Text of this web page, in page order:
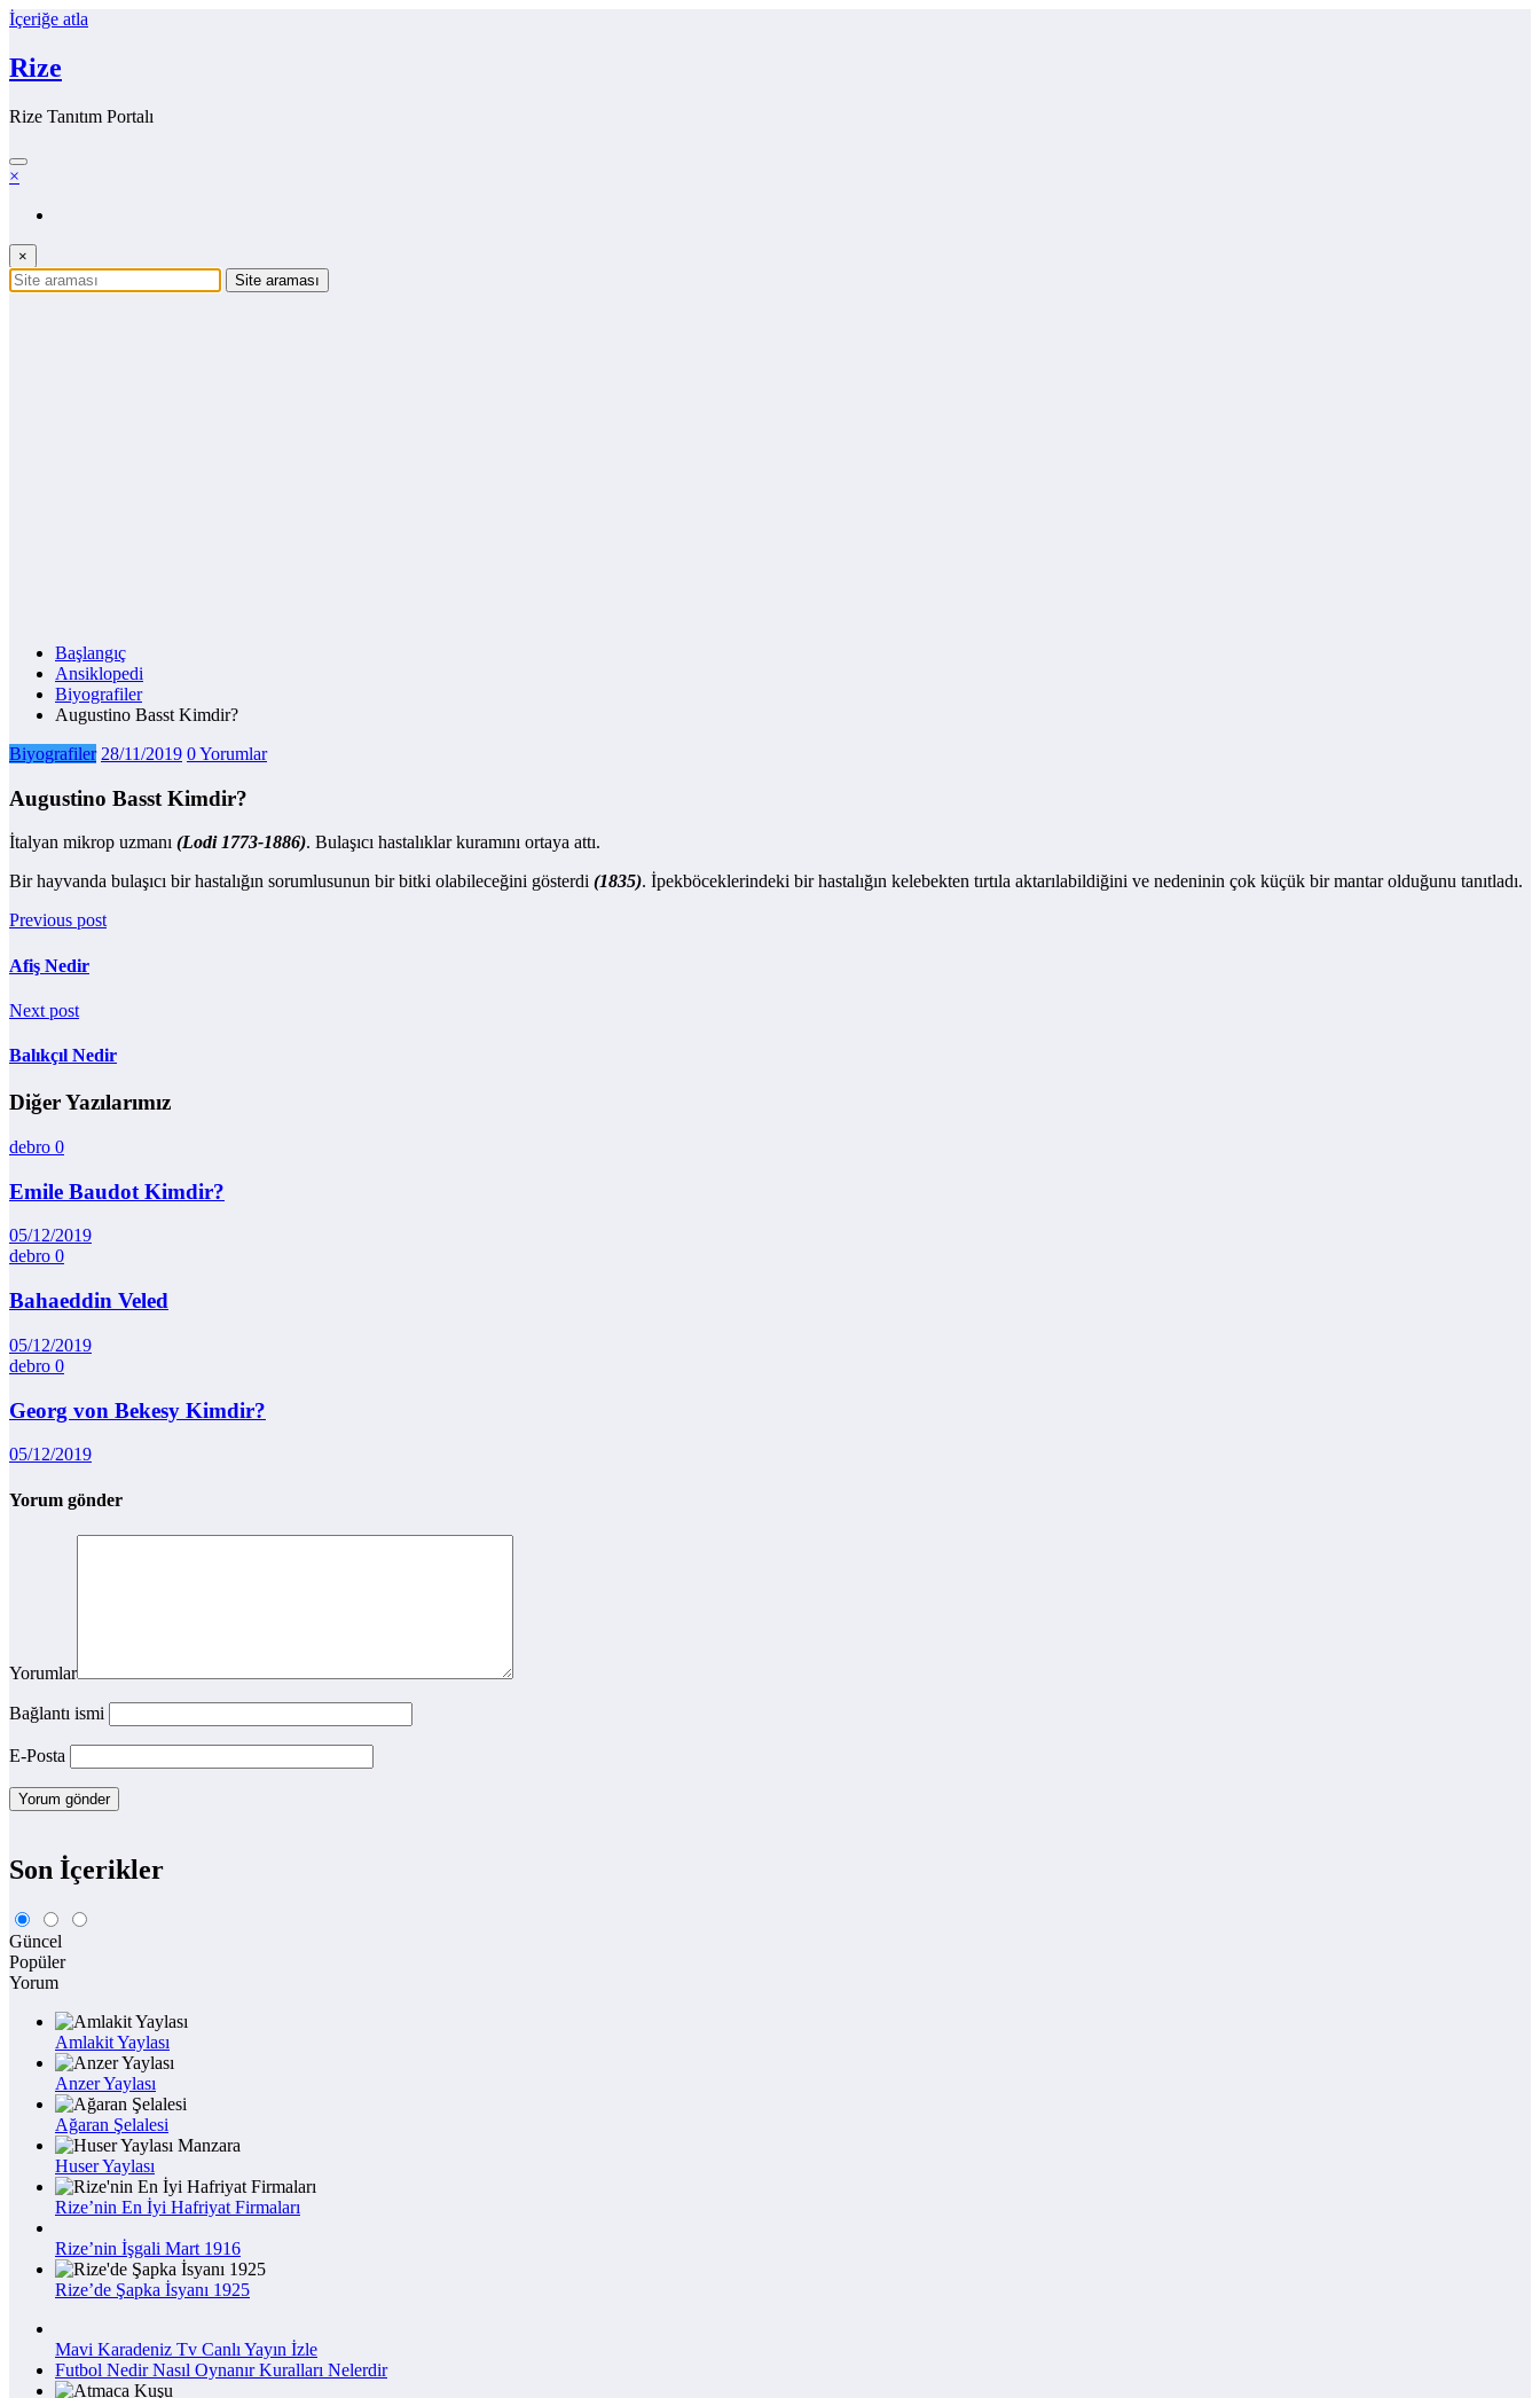
İçeriğe atla
Rize
Rize Tanıtım Portalı
×
×
Başlangıç
Ansiklopedi
Biyografiler
Augustino Basst Kimdir?
Biyografiler 28/11/2019 0 Yorumlar
Augustino Basst Kimdir?
İtalyan mikrop uzmanı (Lodi 1773-1886). Bulaşıcı hastalıklar kuramını ortaya attı.
Bir hayvanda bulaşıcı bir hastalığın sorumlusunun bir bitki olabileceğini gösterdi (1835). İpekböceklerindeki bir hastalığın kelebekten tırtıla aktarılabildiğini ve nedeninin çok küçük bir mantar olduğunu tanıtladı.
Previous post
Afiş Nedir
Next post
Balıkçıl Nedir
Diğer Yazılarımız
debro 0
Emile Baudot Kimdir?
05/12/2019
debro 0
Bahaeddin Veled
05/12/2019
debro 0
Georg von Bekesy Kimdir?
05/12/2019
Yorum gönder
Yorumlar
Bağlantı ismi
E-Posta
Son İçerikler
Güncel
Popüler
Yorum
Amlakit Yaylası
Anzer Yaylası
Ağaran Şelalesi
Huser Yaylası
Rize’nin En İyi Hafriyat Firmaları
Rize’nin İşgali Mart 1916
Rize’de Şapka İsyanı 1925
Mavi Karadeniz Tv Canlı Yayın İzle
Futbol Nedir Nasıl Oynanır Kuralları Nelerdir